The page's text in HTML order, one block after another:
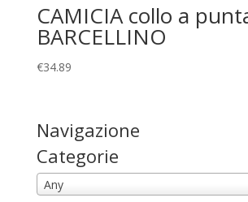
CAMICIA collo a
BARCELLINO
€34.89
Navigazione
Categorie
Any